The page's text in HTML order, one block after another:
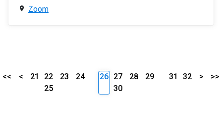
Zoom
<< < 21 22 23
24
25
26 27 28
29
30
31 32 > >>